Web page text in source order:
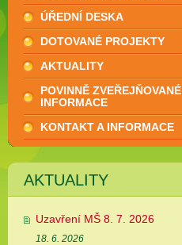
ÚŘEDNÍ DESKA
DOTOVANÉ PROJEKTY
AKTUALITY
POVINNĚ ZVEŘEJŇOVANÉ
INFORMACE
KONTAKT A INFORMACE
AKTUALITY
Uzavření MŠ 8. 7. 2026
18. 6. 2026